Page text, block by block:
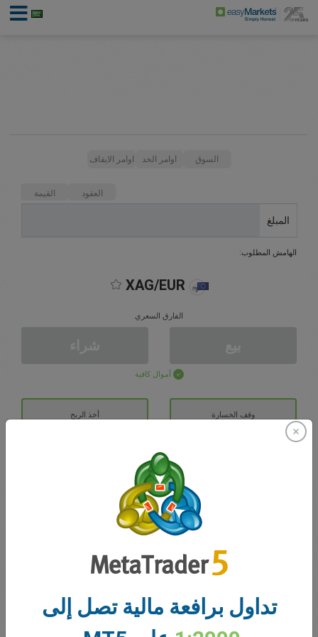
السوق اوامر الحد اوامر الايقاف
العقود القيمة
المبلغ
الهامش المطلوب:
XAG/EUR
الفارق السعري
أموال كافية
وقف الخسارة أخذ الربح
افتح حساب تداول
مكافآتيتداول برافعة مالية تصل إلى